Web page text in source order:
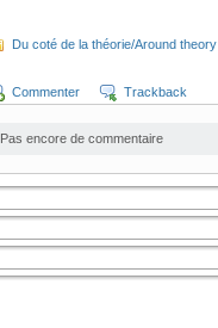
Du coté de la théorie/Around theory
Commenter Trackback
Pas encore de commentaire